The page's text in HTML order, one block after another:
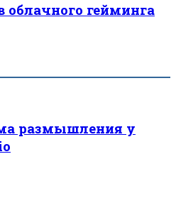
облачного гейминга
размышления у